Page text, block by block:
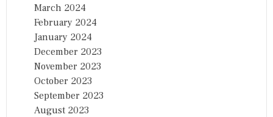
March 2024
February 2024
January 2024
December 2023
November 2023
October 2023
September 2023
August 2023